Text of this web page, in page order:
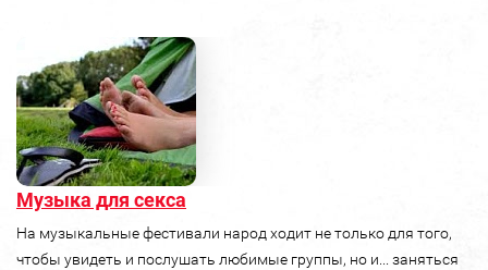
Музыка для секса
На музыкальные фестивали народ ходит не только для того,
чтобы увидеть и послушать любимые группы, но и... заняться